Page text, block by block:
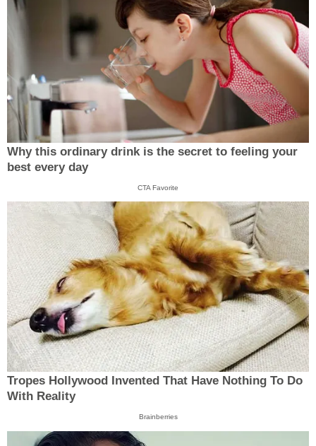
Why this ordinary drink is the secret to feeling your
best every day
CTA Favorite
Tropes Hollywood Invented That Have Nothing To Do
With Reality
Brainberries